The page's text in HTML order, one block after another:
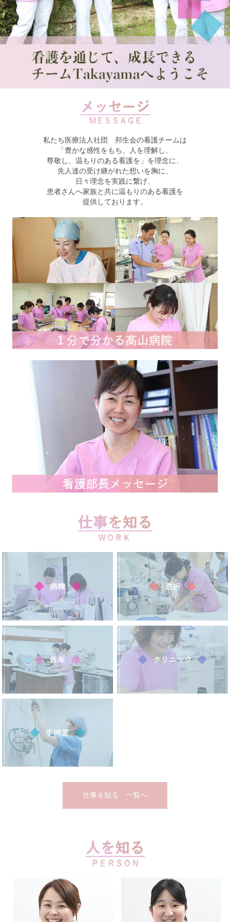
私たち医療法人社団 邦生会の看護チームは
「豊かな感性をもち、人を理解し、
尊敬し、温もりのある看護を」を理念に、
先人達の受け継がれた想いを胸に、
日々理念を実践に繋げ、
患者さんへ家族と共に温もりのある看護を
提供しております。
仕事を知る 一覧へ